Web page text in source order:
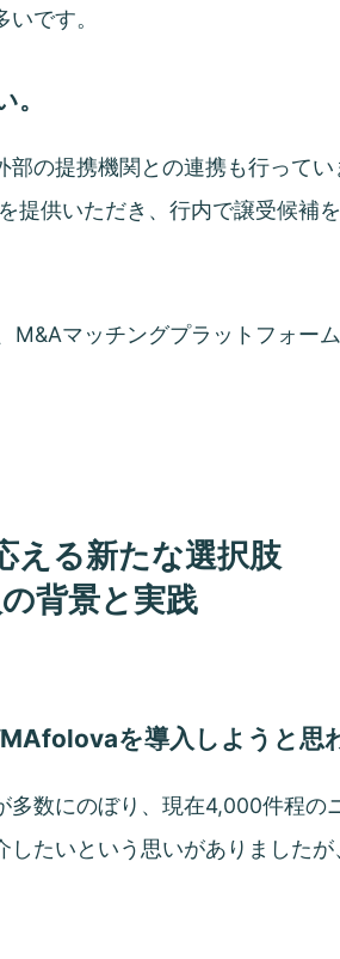
です。
の提携機関との連携も行って
提供いただき、行内で譲受候補
マッチングプラットフォー
える新たな選択肢
背景と実践
を導入しようと思
数にのぼり、現在4,000件程の
たいという思いがありました